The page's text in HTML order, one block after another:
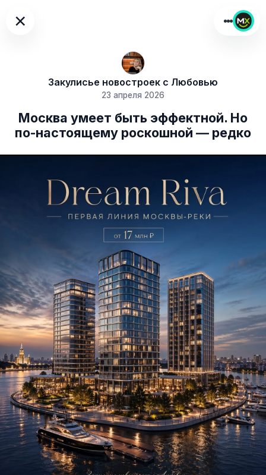
×
Закулисье новостроек с Любовью
23 апреля 2026
Москва умеет быть эффектной. Но
по-настоящему роскошной — редко